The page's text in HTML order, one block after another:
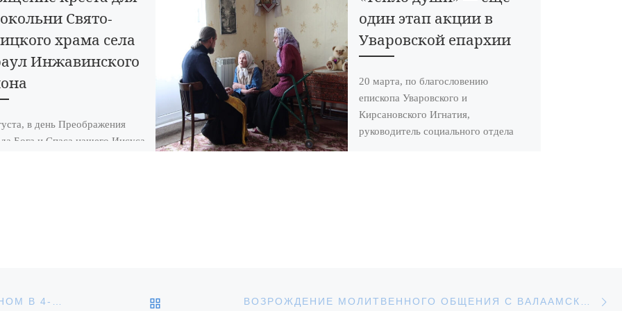
Свято-
храма села
Инжавинского
в день Преображения
Бога и Спаса нашего Иисуса
один этап акции в
Уваровской епархии
20 марта, по благословению
епископа Уваровского и
Кирсановского Игнатия,
руководитель социального отдела
БОЖЕСТВЕННАЯ ЛИТУРГИЯ АРХИЕРЕЙСКИМ ЧИНОМ В 4-Ю НЕДЕЛЮ ПО ПЯТИДЕСЯТНИЦЕ ОБРАТНО К СПИСКУ ЗАПИСЕЙ ВОЗРОЖДЕНИЕ МОЛИТВЕННОГО ОБЩЕНИЯ С ВАЛААМСКИМ МОНАСТЫРЕМ